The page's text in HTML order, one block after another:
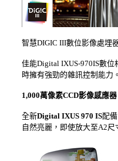
智慧DIGIC III數位影像處埋
佳能Digital IXUS-970IS數
時擁有強勁的雜訊控制能力
1,000萬像素CCD影像感應器
全新Digital IXUS 970 IS配
自然亮麗，即使放大至A2尺